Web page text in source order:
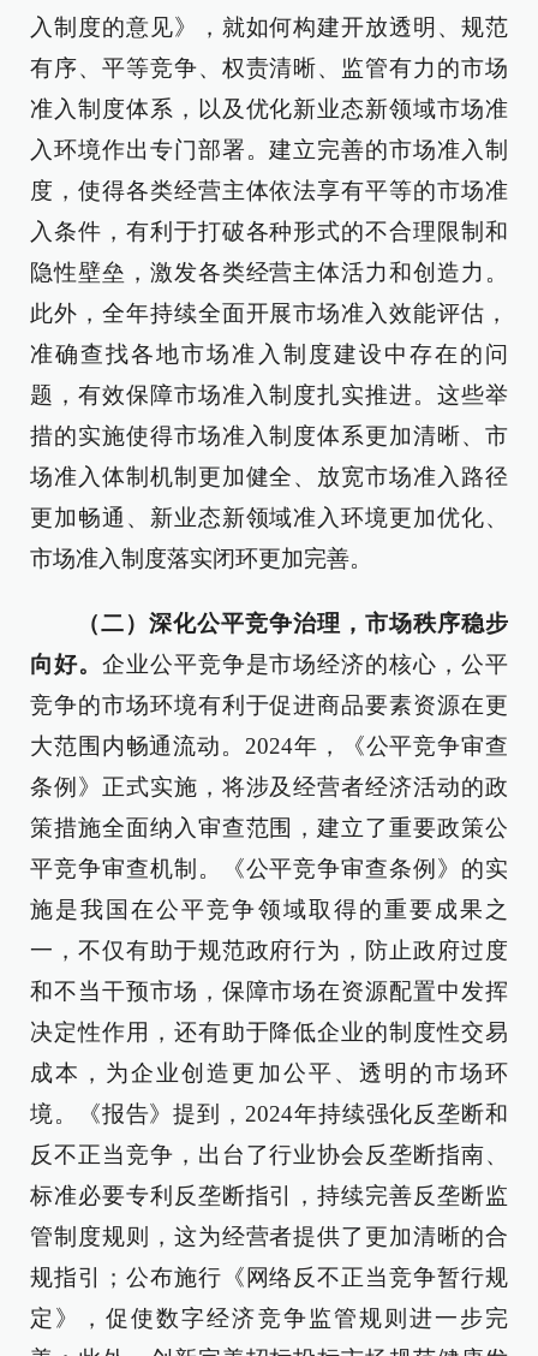
入制度的意见》，就如何构建开放透明、规范
有序、平等竞争、权责清晰、监管有力的市场
准入制度体系，以及优化新业态新领域市场准
入环境作出专门部署。建立完善的市场准入制
度，使得各类经营主体依法享有平等的市场准
入条件，有利于打破各种形式的不合理限制和
隐性壁垒，激发各类经营主体活力和创造力。
此外，全年持续全面开展市场准入效能评估，
准确查找各地市场准入制度建设中存在的问
题，有效保障市场准入制度扎实推进。这些举
措的实施使得市场准入制度体系更加清晰、市
场准入体制机制更加健全、放宽市场准入路径
更加畅通、新业态新领域准入环境更加优化、
市场准入制度落实闭环更加完善。
（二）深化公平竞争治理，市场秩序稳步
向好。 企业公平竞争是市场经济的核心，公平
竞争的市场环境有利于促进商品要素资源在更
大范围内畅通流动。2024年，《公平竞争审查
条例》正式实施，将涉及经营者经济活动的政
策措施全面纳入审查范围，建立了重要政策公
平竞争审查机制。《公平竞争审查条例》的实
施是我国在公平竞争领域取得的重要成果之
一，不仅有助于规范政府行为，防止政府过度
和不当干预市场，保障市场在资源配置中发挥
决定性作用，还有助于降低企业的制度性交易
成本，为企业创造更加公平、透明的市场环
境。《报告》提到，2024年持续强化反垄断和
反不正当竞争，出台了行业协会反垄断指南、
标准必要专利反垄断指引，持续完善反垄断监
管制度规则，这为经营者提供了更加清晰的合
规指引；公布施行《网络反不正当竞争暂行规
定》，促使数字经济竞争监管规则进一步完